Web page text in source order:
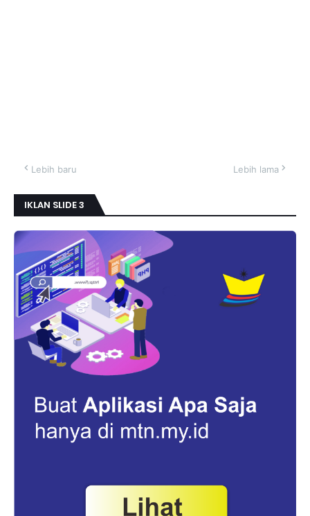
Lebih baru Lebih lama
IKLAN SLIDE 3